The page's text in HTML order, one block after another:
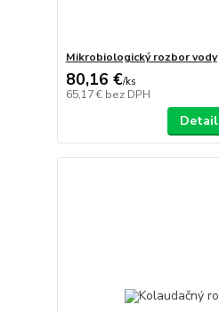
Mikrobiologický rozbor vody
80,16 €/ks
65,17 € bez DPH
Detail